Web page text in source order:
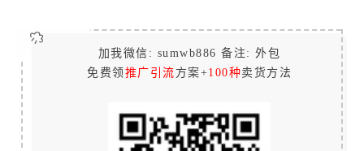
加我微信: sumwb886 备注: 外包
免费领 推广引流 方案+100种卖货方法